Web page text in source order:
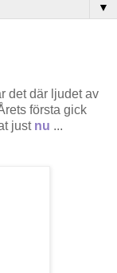
▼
det där ljudet av
första gick
just nu ...